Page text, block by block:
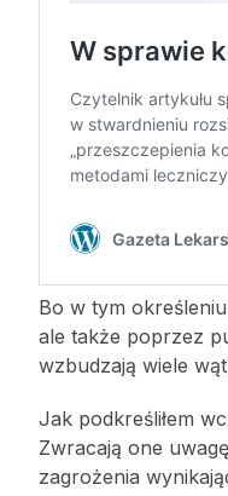
Bo w tym
ale także poprzez
wzbudzają wiele
Jak podkreśliłem
Zwracają one
zagrożenia